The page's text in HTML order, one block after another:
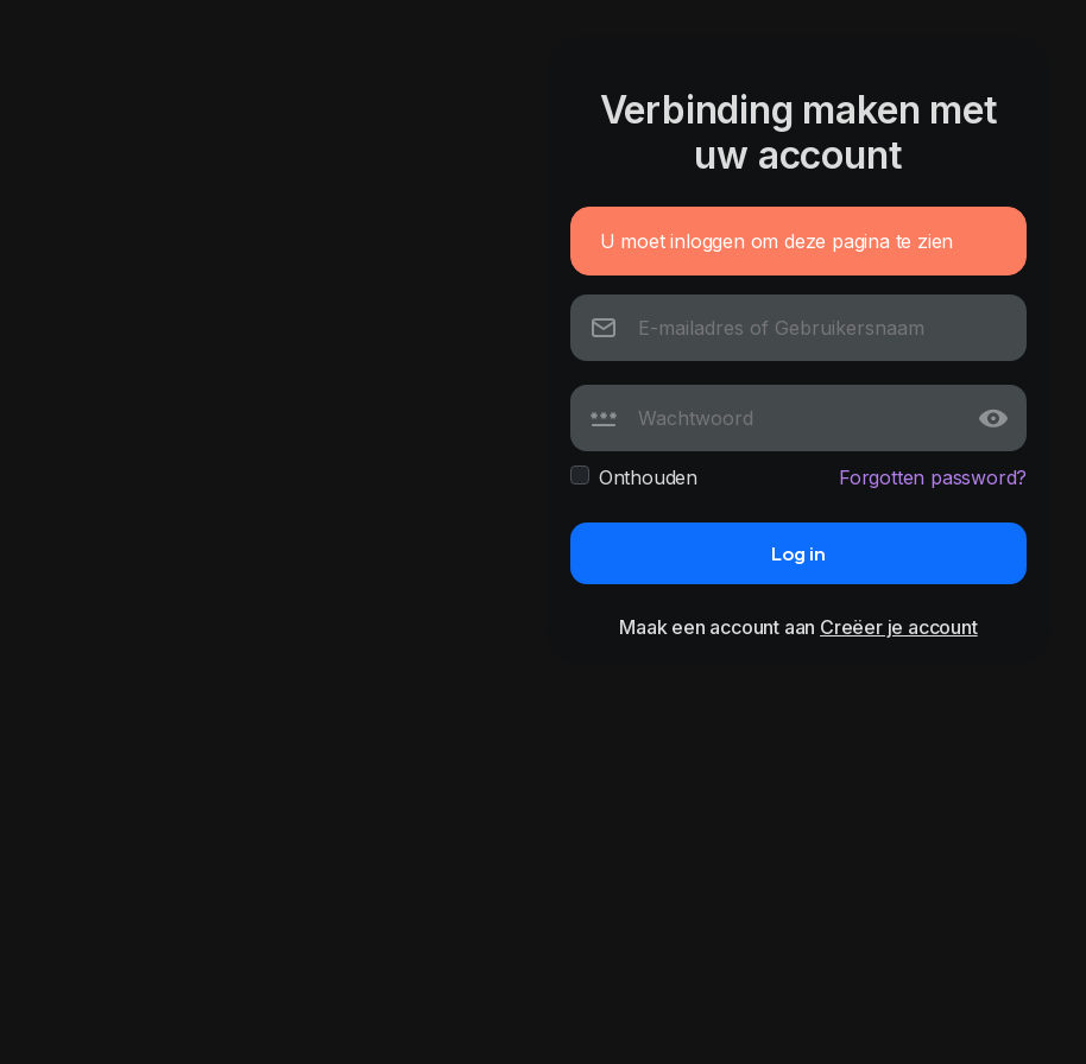
Verbinding maken met
uw account
U moet inloggen om deze pagina te zien
Onthouden Forgotten password?
Log in
Maak een account aan Creëer je account